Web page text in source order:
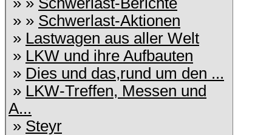
» » Schwerlast-Aktionen
» Lastwagen aus aller Welt
» LKW und ihre Aufbauten
» Dies und das,rund um den ...
» LKW-Treffen, Messen und
A...
» Steyr